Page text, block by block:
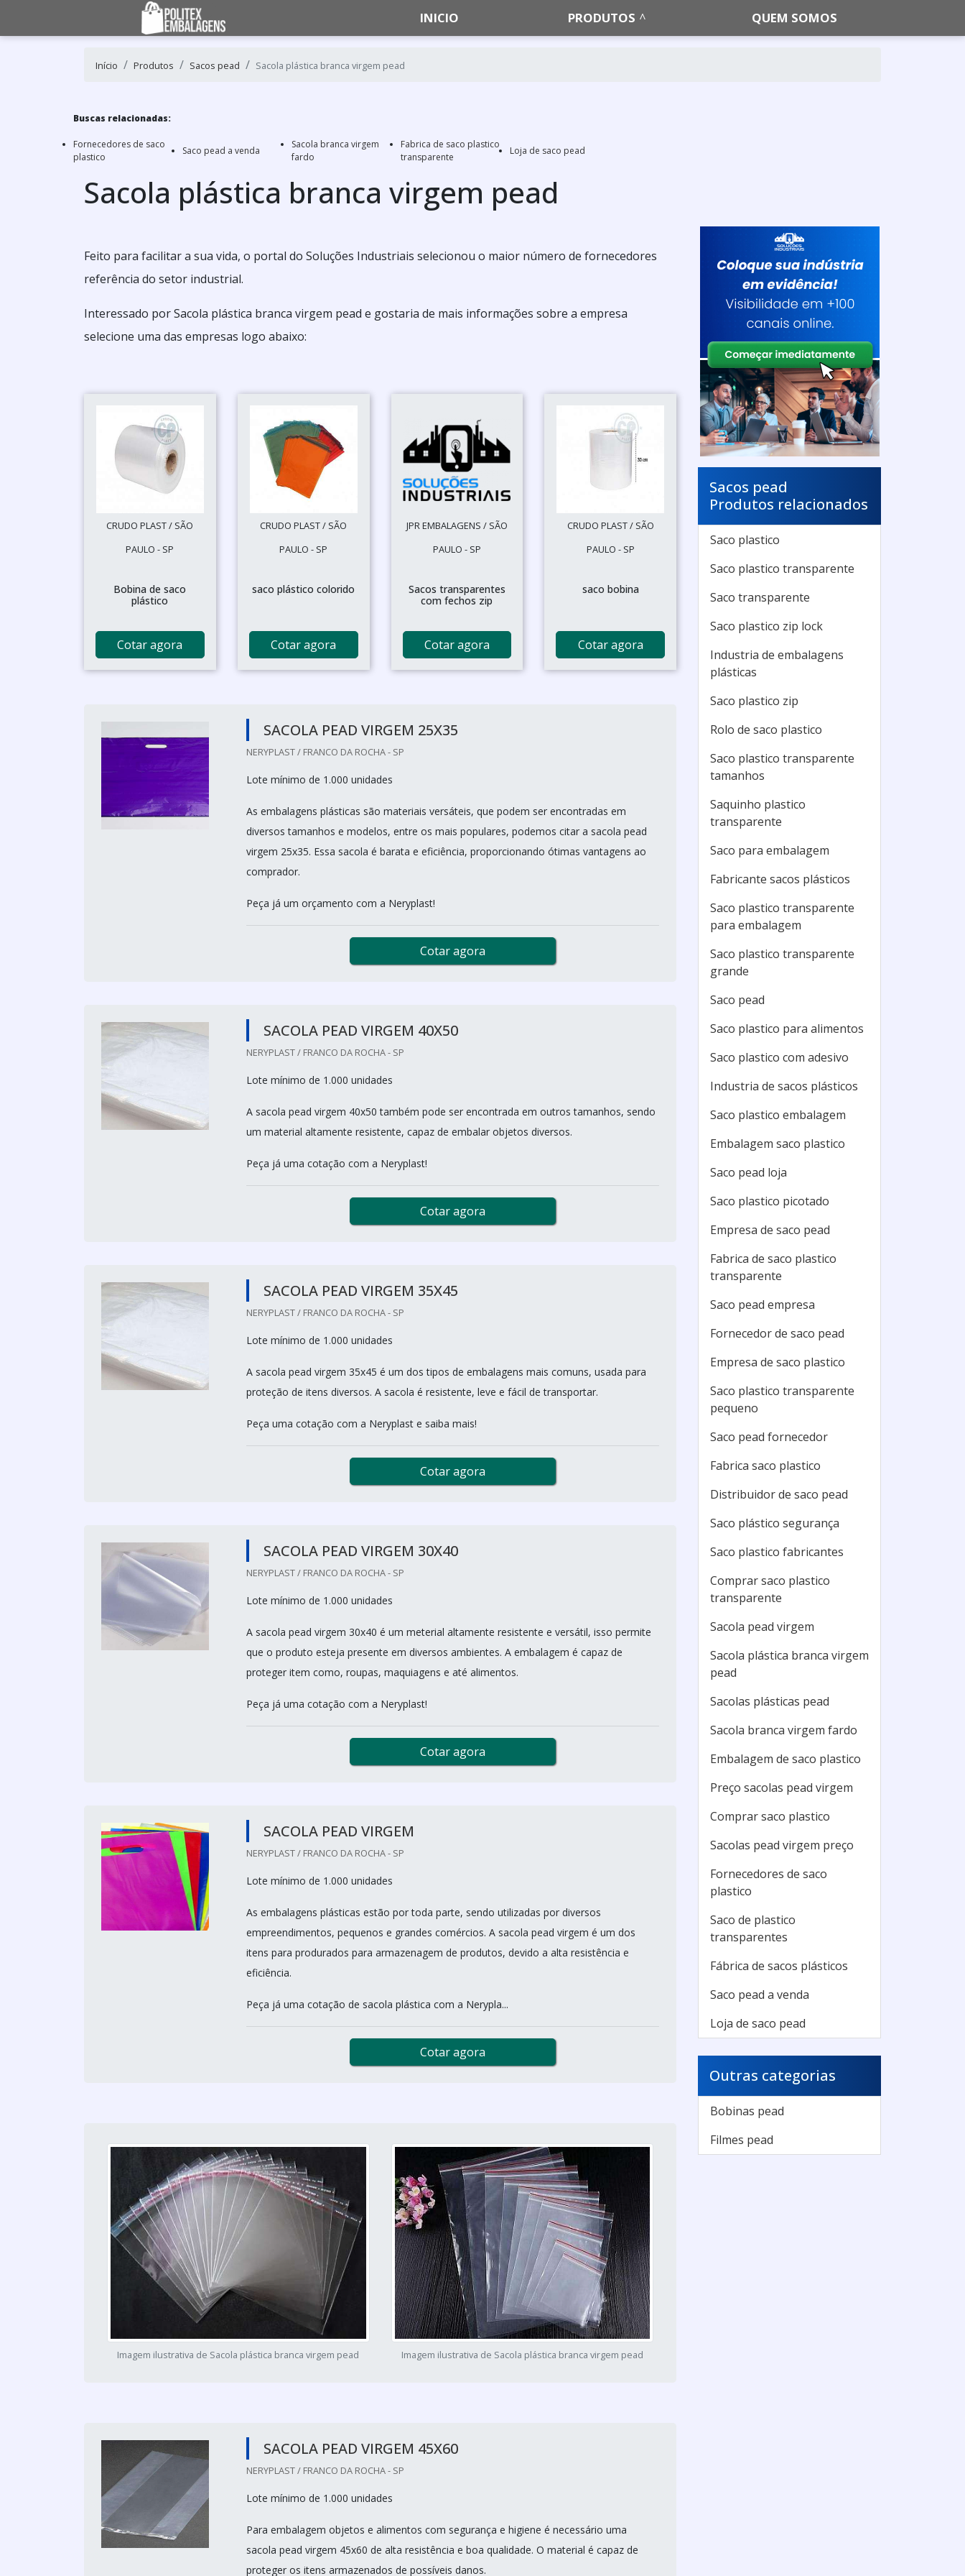
INICIO PRODUTOS QUEM SOMOS
Início Produtos Sacos pead Sacola plástica branca virgem pead
Buscas relacionadas:
Fornecedores de saco
plastico
Saco pead a venda
Sacola branca virgem
fardo
Fabrica de saco plastico
transparente
Loja de saco pead
Sacola plástica branca virgem pead
Feito para facilitar a sua vida, o portal do Soluções Industriais selecionou o maior número de fornecedores
referência do setor industrial.
Interessado por Sacola plástica branca virgem pead e gostaria de mais informações sobre a empresa
selecione uma das empresas logo abaixo:
CRUDO PLAST / SÃO
PAULO - SP
Bobina de saco
plástico
Cotar agora
CRUDO PLAST / SÃO
PAULO - SP
saco plástico colorido
Cotar agora
JPR EMBALAGENS / SÃO
PAULO - SP
Sacos transparentes
com fechos zip
Cotar agora
CRUDO PLAST / SÃO
PAULO - SP
saco bobina
Cotar agora
SACOLA PEAD VIRGEM 25X35
NERYPLAST / FRANCO DA ROCHA - SP
Lote mínimo de 1.000 unidades
As embalagens plásticas são materiais versáteis, que podem ser encontradas em
diversos tamanhos e modelos, entre os mais populares, podemos citar a sacola pead
virgem 25x35. Essa sacola é barata e eficiência, proporcionando ótimas vantagens ao
comprador.
Peça já um orçamento com a Neryplast!
Cotar agora
SACOLA PEAD VIRGEM 40X50
NERYPLAST / FRANCO DA ROCHA - SP
Lote mínimo de 1.000 unidades
A sacola pead virgem 40x50 também pode ser encontrada em outros tamanhos, sendo
um material altamente resistente, capaz de embalar objetos diversos.
Peça já uma cotação com a Neryplast!
Cotar agora
SACOLA PEAD VIRGEM 35X45
NERYPLAST / FRANCO DA ROCHA - SP
Lote mínimo de 1.000 unidades
A sacola pead virgem 35x45 é um dos tipos de embalagens mais comuns, usada para
proteção de itens diversos. A sacola é resistente, leve e fácil de transportar.
Peça uma cotação com a Neryplast e saiba mais!
Cotar agora
SACOLA PEAD VIRGEM 30X40
NERYPLAST / FRANCO DA ROCHA - SP
Lote mínimo de 1.000 unidades
A sacola pead virgem 30x40 é um meterial altamente resistente e versátil, isso permite
que o produto esteja presente em diversos ambientes. A embalagem é capaz de
proteger item como, roupas, maquiagens e até alimentos.
Peça já uma cotação com a Neryplast!
Cotar agora
SACOLA PEAD VIRGEM
NERYPLAST / FRANCO DA ROCHA - SP
Lote mínimo de 1.000 unidades
As embalagens plásticas estão por toda parte, sendo utilizadas por diversos
empreendimentos, pequenos e grandes comércios. A sacola pead virgem é um dos
itens para produrados para armazenagem de produtos, devido a alta resistência e
eficiência.
Peça já uma cotação de sacola plástica com a Nerypla...
Cotar agora
Imagem ilustrativa de Sacola plástica branca virgem pead Imagem ilustrativa de Sacola plástica branca virgem pead
SACOLA PEAD VIRGEM 45X60
NERYPLAST / FRANCO DA ROCHA - SP
Lote mínimo de 1.000 unidades
Para embalagem objetos e alimentos com segurança e higiene é necessário uma
sacola pead virgem 45x60 de alta resistência e boa qualidade. O material é capaz de
proteger os itens armazenados de possíveis danos.
Sacos pead
Produtos relacionados
Saco plastico
Saco plastico transparente
Saco transparente
Saco plastico zip lock
Industria de embalagens
plásticas
Saco plastico zip
Rolo de saco plastico
Saco plastico transparente
tamanhos
Saquinho plastico
transparente
Saco para embalagem
Fabricante sacos plásticos
Saco plastico transparente
para embalagem
Saco plastico transparente
grande
Saco pead
Saco plastico para alimentos
Saco plastico com adesivo
Industria de sacos plásticos
Saco plastico embalagem
Embalagem saco plastico
Saco pead loja
Saco plastico picotado
Empresa de saco pead
Fabrica de saco plastico
transparente
Saco pead empresa
Fornecedor de saco pead
Empresa de saco plastico
Saco plastico transparente
pequeno
Saco pead fornecedor
Fabrica saco plastico
Distribuidor de saco pead
Saco plástico segurança
Saco plastico fabricantes
Comprar saco plastico
transparente
Sacola pead virgem
Sacola plástica branca virgem
pead
Sacolas plásticas pead
Sacola branca virgem fardo
Embalagem de saco plastico
Preço sacolas pead virgem
Comprar saco plastico
Sacolas pead virgem preço
Fornecedores de saco
plastico
Saco de plastico
transparentes
Fábrica de sacos plásticos
Saco pead a venda
Loja de saco pead
Outras categorias
Bobinas pead
Filmes pead